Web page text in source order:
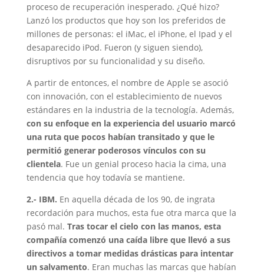
proceso de recuperación inesperado. ¿Qué hizo?
Lanzó los productos que hoy son los preferidos de
millones de personas: el iMac, el iPhone, el Ipad y el
desaparecido iPod. Fueron (y siguen siendo),
disruptivos por su funcionalidad y su diseño.
A partir de entonces, el nombre de Apple se asoció
con innovación, con el establecimiento de nuevos
estándares en la industria de la tecnología. Además,
con su enfoque en la experiencia del usuario marcó
una ruta que pocos habían transitado y que le
permitió generar poderosos vínculos con su
clientela. Fue un genial proceso hacia la cima, una
tendencia que hoy todavía se mantiene.
2.- IBM. En aquella década de los 90, de ingrata
recordación para muchos, esta fue otra marca que la
pasó mal. Tras tocar el cielo con las manos, esta
compañía comenzó una caída libre que llevó a sus
directivos a tomar medidas drásticas para intentar
un salvamento. Eran muchas las marcas que habían